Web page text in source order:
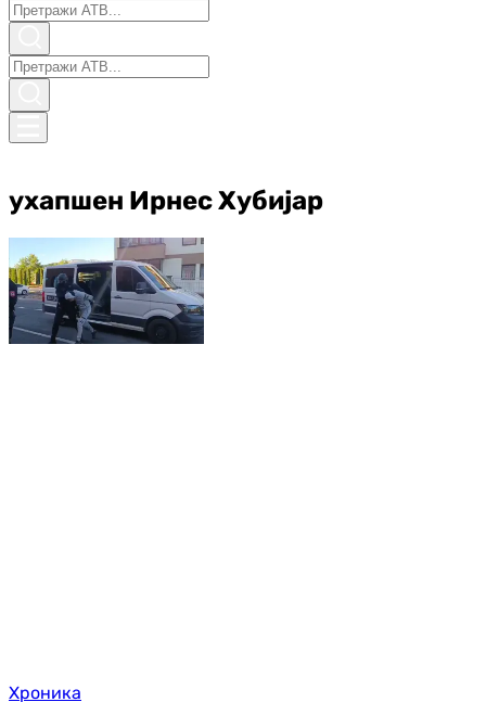
ухапшен Ирнес Хубијар
Хроника